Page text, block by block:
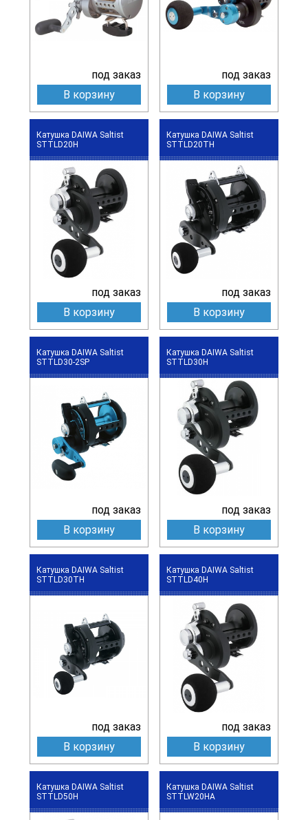
под заказ
В корзину
под заказ
В корзину
Катушка DAIWA Saltist
STTLD20H
под заказ
В корзину
Катушка DAIWA Saltist
STTLD20TH
под заказ
В корзину
Катушка DAIWA Saltist
STTLD30-2SP
под заказ
В корзину
Катушка DAIWA Saltist
STTLD30H
под заказ
В корзину
Катушка DAIWA Saltist
STTLD30TH
под заказ
В корзину
Катушка DAIWA Saltist
STTLD40H
под заказ
В корзину
Катушка DAIWA Saltist
STTLD50H
Катушка DAIWA Saltist
STTLW20HA